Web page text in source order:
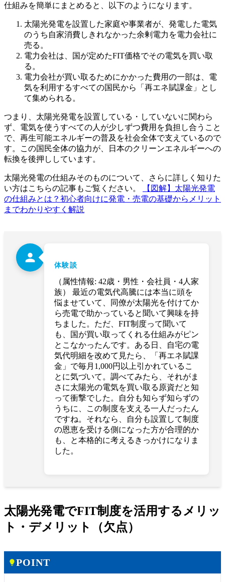
仕組みを簡単にまとめると、以下のようになります。
太陽光発電を設置した家庭や事業者が、発電した電気
のうち自家消費しきれなかった余剰電力を電力会社に
売る。
電力会社は、国が定めたFIT価格でその電気を買い取
る。
電力会社が買い取るためにかかった費用の一部は、電
気を利用するすべての国民から「再エネ賦課金」とし
て集められる。
つまり、太陽光発電を設置している・していないに関わら
ず、電気を使うすべての人が少しずつ費用を負担し合うこと
で、再生可能エネルギーの普及を社会全体で支えているので
す。この国民全体の協力が、日本のクリーンエネルギーへの
転換を後押ししています。
太陽光発電の仕組みそのものについて、さらに詳しく知りた
い方はこちらの記事もご覧ください。
【図解】太陽光発電
の仕組みとは？初心者向けに発電・売電の基礎からメリット
までわかりやすく解説
person
体験談
（属性情報: 42歳・男性・会社員・4人家
族） 最近の電気代高騰には本当に頭を
悩ませていて、同僚が太陽光を付けてか
ら売電で助かっていると聞いて興味を持
ちました。ただ、FIT制度って聞いて
も、国が買い取ってくれる仕組みがピン
とこなかったんです。ある日、自宅の電
気代明細を改めて見たら、「再エネ賦課
金」で毎月1,000円以上引かれているこ
とに気づいて。調べてみたら、それがま
さに太陽光の電気を買い取る原資だと知
って衝撃でした。自分も知らず知らずの
うちに、この制度を支える一人だったん
ですね。それなら、自分も設置して制度
の恩恵を受ける側になった方が合理的か
も、と本格的に考えるきっかけになりま
した。
太陽光発電でFIT制度を活用するメリッ
ト・デメリット（欠点）
lightbulbPOINT